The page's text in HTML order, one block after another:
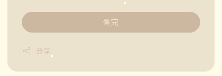
售完
分享